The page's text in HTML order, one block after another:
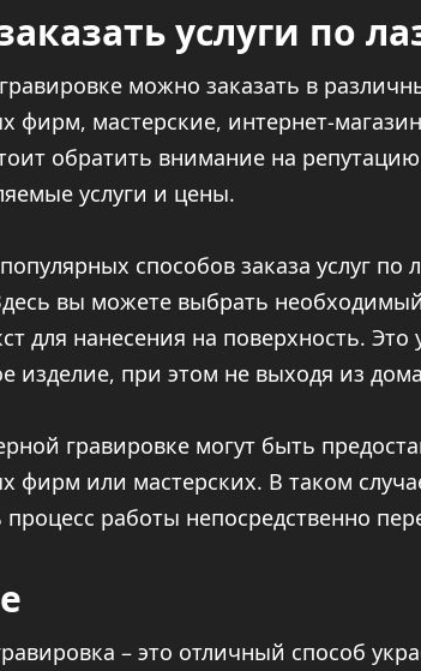
услуги по
можно заказать в
фирм, мастерские, интернет-
обратить внимание на
услуги и цены.
способов заказа услуг по
вы можете выбрать
для нанесения на поверхность.
изделие, при этом не выходя из
гравировке могут быть
фирм или мастерских. В таком
работы непосредственно
– это отличный способ